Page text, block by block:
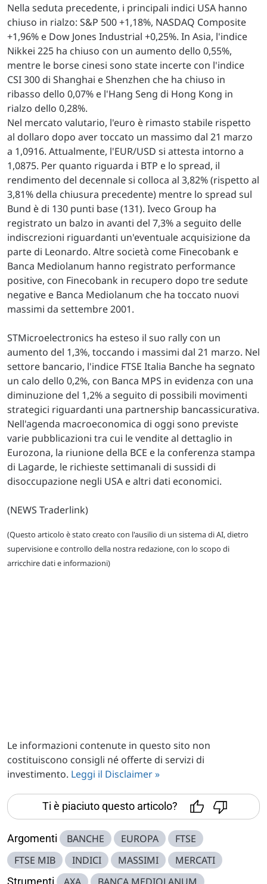
Nella seduta precedente, i principali indici USA hanno
chiuso in rialzo: S&P 500 +1,18%, NASDAQ Composite
+1,96% e Dow Jones Industrial +0,25%. In Asia, l'indice
Nikkei 225 ha chiuso con un aumento dello 0,55%,
mentre le borse cinesi sono state incerte con l'indice
CSI 300 di Shanghai e Shenzhen che ha chiuso in
ribasso dello 0,07% e l'Hang Seng di Hong Kong in
rialzo dello 0,28%.
Nel mercato valutario, l'euro è rimasto stabile rispetto
al dollaro dopo aver toccato un massimo dal 21 marzo
a 1,0916. Attualmente, l'EUR/USD si attesta intorno a
1,0875. Per quanto riguarda i BTP e lo spread, il
rendimento del decennale si colloca al 3,82% (rispetto al
3,81% della chiusura precedente) mentre lo spread sul
Bund è di 130 punti base (131). Iveco Group ha
registrato un balzo in avanti del 7,3% a seguito delle
indiscrezioni riguardanti un'eventuale acquisizione da
parte di Leonardo. Altre società come Finecobank e
Banca Mediolanum hanno registrato performance
positive, con Finecobank in recupero dopo tre sedute
negative e Banca Mediolanum che ha toccato nuovi
massimi da settembre 2001.
STMicroelectronics ha esteso il suo rally con un
aumento del 1,3%, toccando i massimi dal 21 marzo. Nel
settore bancario, l'indice FTSE Italia Banche ha segnato
un calo dello 0,2%, con Banca MPS in evidenza con una
diminuzione del 1,2% a seguito di possibili movimenti
strategici riguardanti una partnership bancassicurativa.
Nell'agenda macroeconomica di oggi sono previste
varie pubblicazioni tra cui le vendite al dettaglio in
Eurozona, la riunione della BCE e la conferenza stampa
di Lagarde, le richieste settimanali di sussidi di
disoccupazione negli USA e altri dati economici.
(NEWS Traderlink)
(Questo articolo è stato creato con l'ausilio di un sistema di AI, dietro
supervisione e controllo della nostra redazione, con lo scopo di
arricchire dati e informazioni)
Le informazioni contenute in questo sito non
costituiscono consigli né offerte di servizi di
investimento. Leggi il Disclaimer »
Ti è piaciuto questo articolo?
Argomenti BANCHE EUROPA
FTSE
FTSE MIB
INDICI MASSIMI MERCATI
Strumenti AXA BANCA MEDIOLANUM